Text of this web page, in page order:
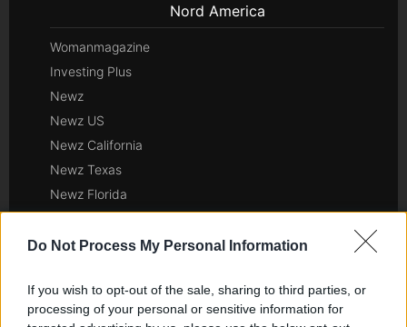
Do Not Process My Personal Information
If you wish to opt-out of the sale, sharing to third parties, or
processing of your personal or sensitive information for
Nord America
Womanmagazine
Investing Plus
Newz
Newz US
Newz California
Newz Texas
Newz Florida
Newz Pennsylvania
Newz Ohio
Gameland